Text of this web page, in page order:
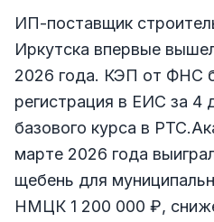
ИП-поставщик
Иркутска впервые
2026 года. КЭП от ФНС
регистрация в ЕИС за 4
базового курса в
марте 2026 года
щебень для
НМЦК 1 200 000 ₽,